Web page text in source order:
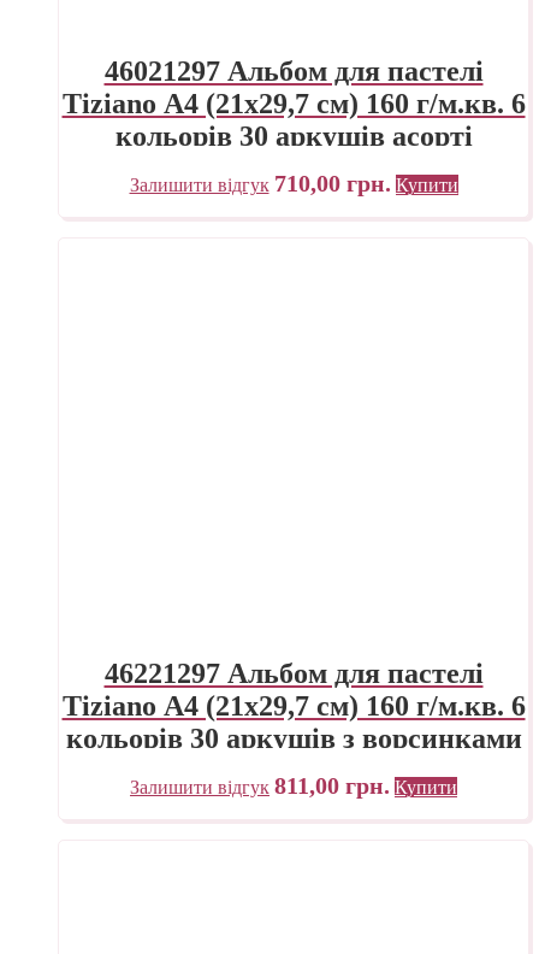
46021297 Альбом для пастелі
Tiziano А4 (21х29,7 см) 160 г/м.кв. 6
кольорів 30 аркушів асорті
Fabriano Італія
Залишити відгук 710,00 грн. Купити
46221297 Альбом для пастелі
Tiziano А4 (21х29,7 см) 160 г/м.кв. 6
кольорів 30 аркушів з ворсинками
Fabriano Італія
Залишити відгук 811,00 грн. Купити